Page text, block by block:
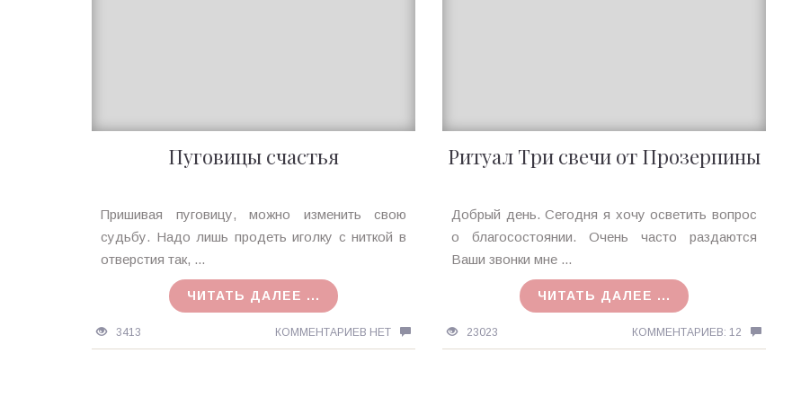
Пуговицы счастья
Ирина
MagicTantra
06.01.2016
Пришивая пуговицу, можно изменить свою
судьбу. Надо лишь продеть иголку с ниткой в
отверстия так, ...
ЧИТАТЬ ДАЛЕЕ ...
3413 КОММЕНТАРИЕВ НЕТ
Ритуал Три свечи от Прозерпины
Ирина
MagicTantra
16.09.2016
Добрый день. Сегодня я хочу осветить вопрос
о благосостоянии. Очень часто раздаются
Ваши звонки мне ...
ЧИТАТЬ ДАЛЕЕ ...
23023 КОММЕНТАРИЕВ: 12